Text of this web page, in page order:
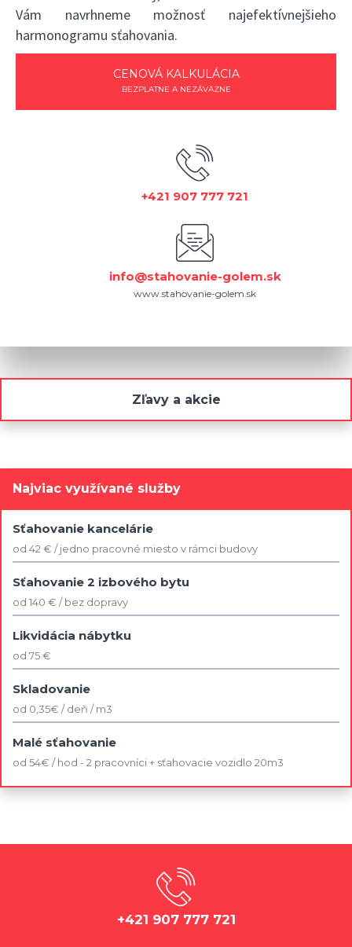
Vám navrhneme možnosť najefektívnejšieho
harmonogramu sťahovania.
CENOVÁ KALKULÁCIA
BEZPLATNE A NEZÁVÄZNE
+421 907 777 721
info@stahovanie-golem.sk
www.stahovanie-golem.sk
Zľavy a akcie
Najviac využívané služby
Sťahovanie kancelárie
od 42 € / jedno pracovné miesto v rámci budovy
Sťahovanie 2 izbového bytu
od 140 € / bez dopravy
Likvidácia nábytku
od 75 €
Skladovanie
od 0,35€ / deň / m3
Malé sťahovanie
od 54€ / hod - 2 pracovníci + sťahovacie vozidlo 20m3
+421 907 777 721